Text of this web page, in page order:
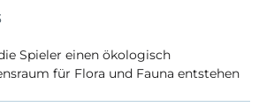
Spieler einen ökologisch
für Flora und Fauna entstehen